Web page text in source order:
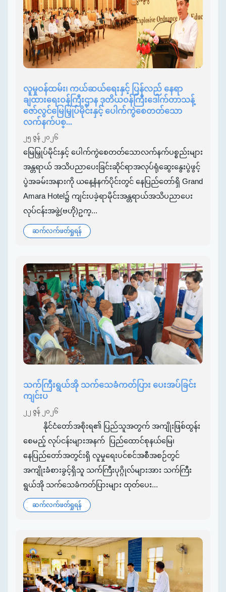
လူမှုဝန်ထမ်း၊ ကယ်ဆယ်ရေးနှင့် ပြန်လည် နေရာ
ချထားရေးဝန်ကြီးဌာန ဒုတိယဝန်ကြီးဒေါက်တာသန့်
ဇော်လွင်မြေမြှုပ်မိုင်းနှင့် ပေါက်ကွဲစေတတ်သော
လက်နက်ပစ္...
၂၅ ဇွန် ၂၀၂၆
မြေမြှုပ်မိုင်းနှင့် ပေါက်ကွဲစေတတ်သောလက်နက်ပစ္စည်းများ
အန္တရာယ် အသိပညာပေးခြင်းဆိုင်ရာအလုပ်ရုံဆွေးနွေးပွဲဖွင့်
ပွဲအခမ်းအနားကို ယနေ့နံနက်ပိုင်းတွင် နေပြည်တော်ရှိ Grand
Amara Hotel၌ ကျင်းပခဲ့ရာမိုင်းအန္တရာယ်အသိပညာပေး
လုပ်ငန်းအဖွဲ့(ဗဟို)ဥက္...
ဆက်လက်ဖတ်ရှုရန်
သက်ကြီးရွယ်အို သက်သေခံကတ်ပြား ပေးအပ်ခြင်း
ကျင်းပ
၂၂ ဇွန် ၂၀၂၆
နိုင်ငံတော်အစိုးရ၏ ပြည်သူအတွက် အကျိုးဖြစ်ထွန်း
စေမည့် လုပ်ငန်းများအနက် ပြည်ထောင်စုနယ်မြေ၊
နေပြည်တော်အတွင်းရှိ လူမှုရေးပင်စင်အစီအစဉ်တွင်
အကျိုးခံစားခွင့်ရှိသူ သက်ကြီးပုဂ္ဂိုလ်များအား သက်ကြီး
ရွယ်အို သက်သေခံကတ်ပြားများ ထုတ်ပေး...
ဆက်လက်ဖတ်ရှုရန်